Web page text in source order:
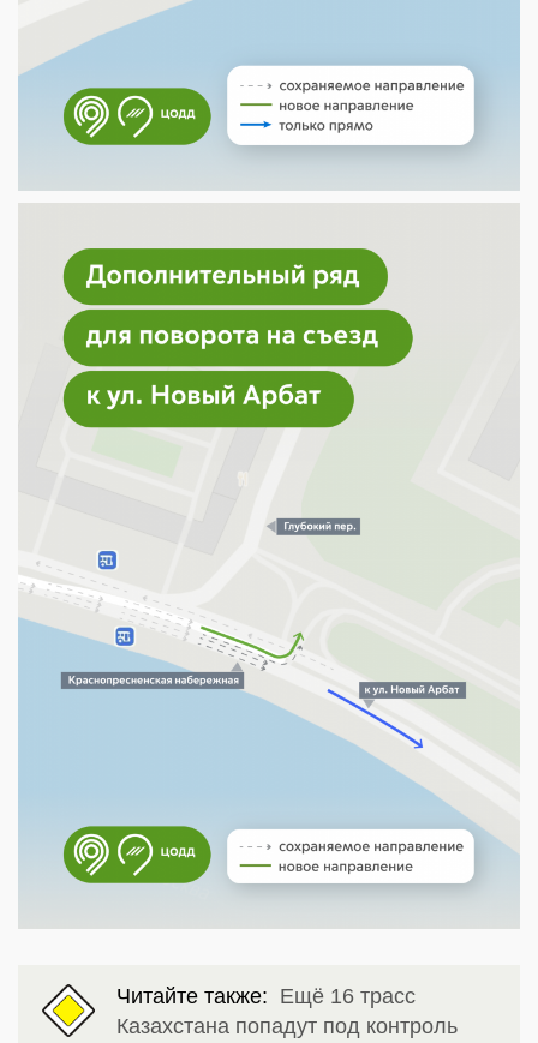
Читайте также: Ещё 16 трасс
Казахстана попадут под контроль